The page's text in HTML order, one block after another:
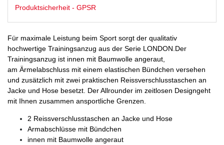
Produktsicherheit - GPSR
Für maximale Leistung beim Sport sorgt der qualitativ
hochwertige Trainingsanzug aus der Serie LONDON. Der
Trainingsanzug ist innen mit Baumwolle angeraut
am Ärmelabschluss mit einem elastischen Bündchen versehen
und zusätzlich mit zwei praktischen Reissverschlusstaschen an
Jacke und Hose besetzt. DerAllrounder im zeitlosen Designgeht
mit Ihnen zusammen ansportliche Grenzen
2 Reissverschlusstaschen an Jacke und Hose
Armabschlüsse mit Bündchen
innen mit Baumwolle angeraut